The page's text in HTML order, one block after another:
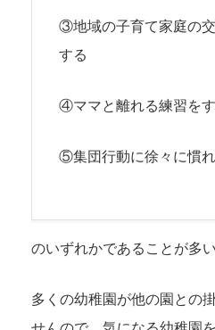
③地域の子育て家庭の
する
④ママと離れる練習を
⑤集団行動に徐々に慣
のいずれかであることが多
多くの幼稚園が他の園との